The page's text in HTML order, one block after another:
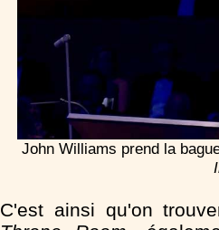
John Williams prend la
C'est ainsi qu'on